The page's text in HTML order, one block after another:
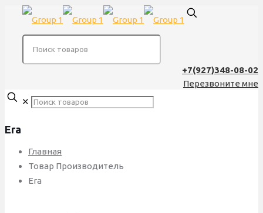
+7(927)348-08-02
Перезвоните мне
✕
Era
Главная
Товар Производитель
Era